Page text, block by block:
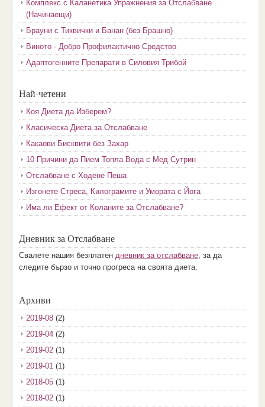
Комплекс с Каланетика Упражнения за Отслабване
(Начинаещи)
Брауни с Тиквички и Банан (без Брашно)
Виното - Добро Профилактично Средство
Адаптогенните Препарати в Силовия Трибой
Най-четени
Коя Диета да Изберем?
Класическа Диета за Отслабване
Какаови Бисквити без Захар
10 Причини да Пием Топла Вода с Мед Сутрин
Отслабване с Ходене Пеша
Изгонете Стреса, Килограмите и Умората с Йога
Има ли Ефект от Коланите за Отслабване?
Дневник за Отслабване
Свалете нашия безплатен дневник за отслабване, за да
следите бързо и точно прогреса на своята диета.
Архиви
2019-08(2)
2019-04(2)
2019-02(1)
2019-01 (1)
2018-05(1)
2018-02(1)